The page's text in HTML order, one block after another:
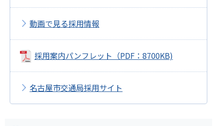
動画で見る採用情報
採用案内パンフレット（PDF：8700KB)
名古屋市交通局採用サイト